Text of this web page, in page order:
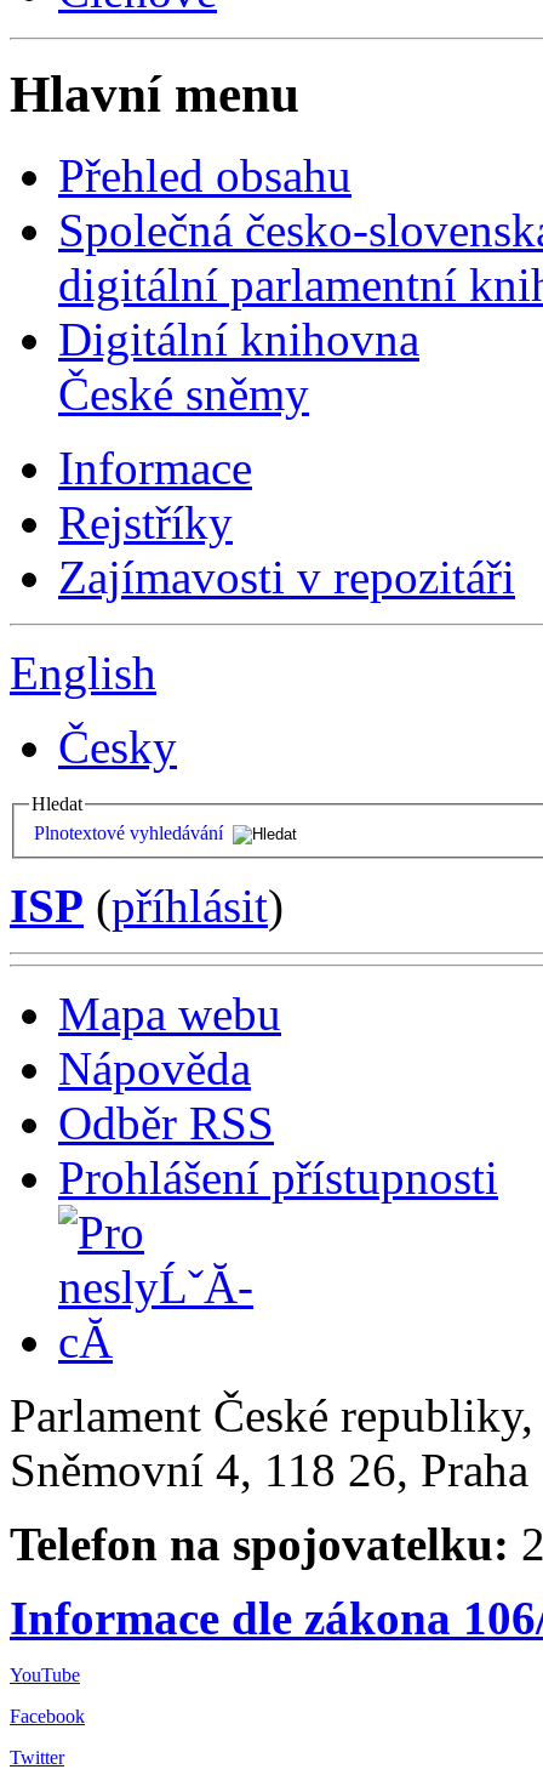
Hlavní menu
Přehled obsahu
Společná česko-
digitální parlamentní
Digitální knihovna
České sněmy
Informace
Rejstříky
Zajímavosti v repozitáři
English
Česky
Hledat
Plnotextové vyhledávání
ISP (příhlásit)
Mapa webu
Nápověda
Odběr RSS
Prohlášení přístupnosti
Parlament České
Sněmovní 4, 118 26,
Telefon na spojovatelku:
Informace dle zákona
YouTube
Facebook
Twitter